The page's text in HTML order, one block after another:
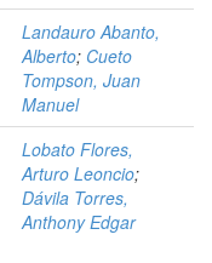
Landauro Abanto,
Alberto; Cueto
Tompson, Juan
Manuel
Lobato Flores,
Arturo Leoncio;
Dávila Torres,
Anthony Edgar